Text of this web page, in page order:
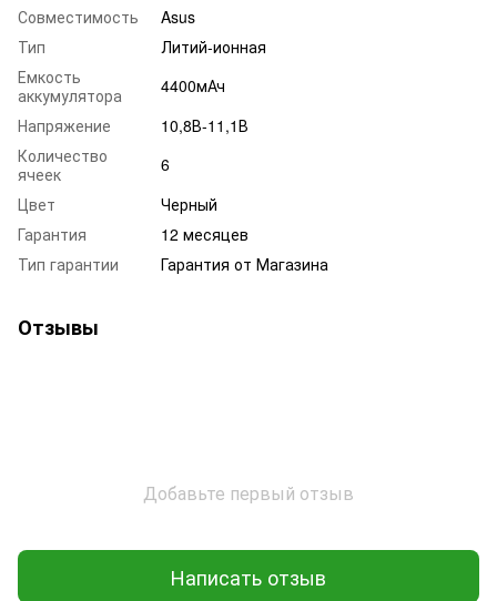
Совместимость
Asus
Тип
Литий-ионная
Емкость
аккумулятора
4400мАч
Напряжение
10,8В-11,1В
Количество
ячеек
6
Цвет
Черный
Гарантия
12 месяцев
Тип гарантии
Гарантия от Магазина
Отзывы
Добавьте первый отзыв
Написать отзыв